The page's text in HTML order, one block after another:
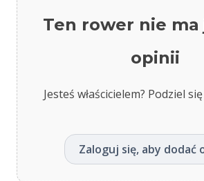
Ten rower nie ma
opinii
Jesteś właścicielem? Podziel
Zaloguj się, aby dodać